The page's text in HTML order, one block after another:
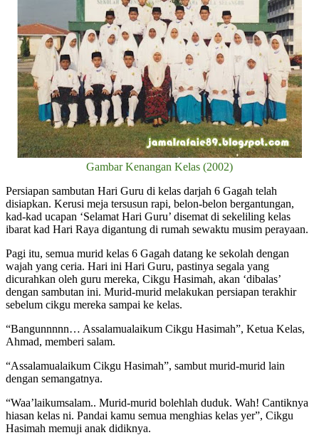
Gambar Kenangan Kelas (2002)
Persiapan sambutan Hari Guru di kelas darjah 6 Gagah telah
disiapkan. Kerusi meja tersusun rapi, belon-belon bergantungan,
kad-kad ucapan ‘Selamat Hari Guru’ disemat di sekeliling kelas
ibarat kad Hari Raya digantung di rumah sewaktu musim perayaan.
Pagi itu, semua murid kelas 6 Gagah datang ke sekolah dengan
wajah yang ceria. Hari ini Hari Guru, pastinya segala yang
dicurahkan oleh guru mereka, Cikgu Hasimah, akan ‘dibalas’
dengan sambutan ini. Murid-murid melakukan persiapan terakhir
sebelum cikgu mereka sampai ke kelas.
“Bangunnnnn… Assalamualaikum Cikgu Hasimah”, Ketua Kelas,
Ahmad, memberi salam.
“Assalamualaikum Cikgu Hasimah”, sambut murid-murid lain
dengan semangatnya.
“Waa’laikumsalam.. Murid-murid bolehlah duduk. Wah! Cantiknya
hiasan kelas ni. Pandai kamu semua menghias kelas yer”, Cikgu
Hasimah memuji anak didiknya.